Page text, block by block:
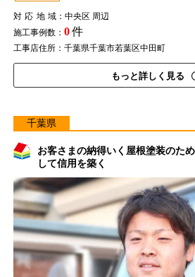
対応地域：中央区 周辺
施工事例数： 0件
工事店住所：千葉県千葉市若葉区中田町
もっと詳しく見る
千葉県
お客さまの納得いく屋根塗装のた
して信用を築く